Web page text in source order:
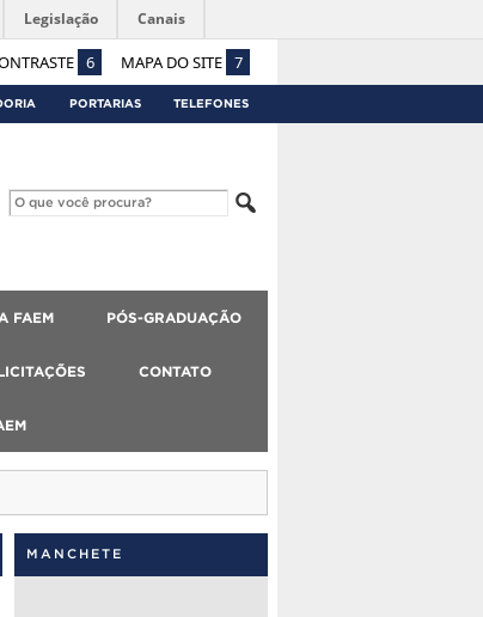
6 MAPA DO SITE 7
Legislação Canais
PORTARIAS TELEFONES
FAEM PÓS-GRADUAÇÃO
CONTATO
MANCHETE